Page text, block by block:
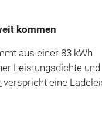
kommen
aus einer 83 kWh
Leistungsdichte und
verspricht eine